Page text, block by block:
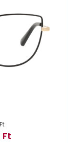
Ft